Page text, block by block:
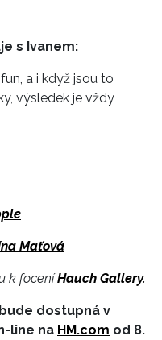
s Ivanem:
a i když jsou to
výsledek je vždy
Maťová
k foceníHauch Gallery.
dostupná v
line na HM.com od 8.